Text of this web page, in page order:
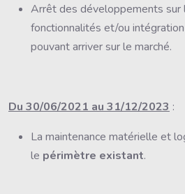
Arrêt des développements sur
fonctionnalités et/ou
pouvant arriver sur le marché.
Du 30/06/2021 au 31/12/2023 :
La maintenance matérielle et
le périmètre existant.